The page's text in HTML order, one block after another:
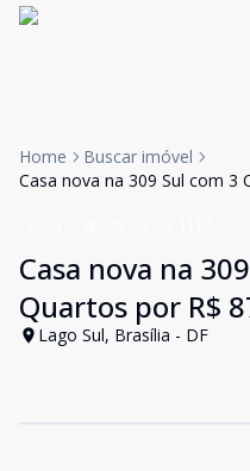
Home
Buscar imóvel
Casa nova na 309 Sul com 3
Casa nova na
Quartos por R$
Lago Sul, Brasília - DF